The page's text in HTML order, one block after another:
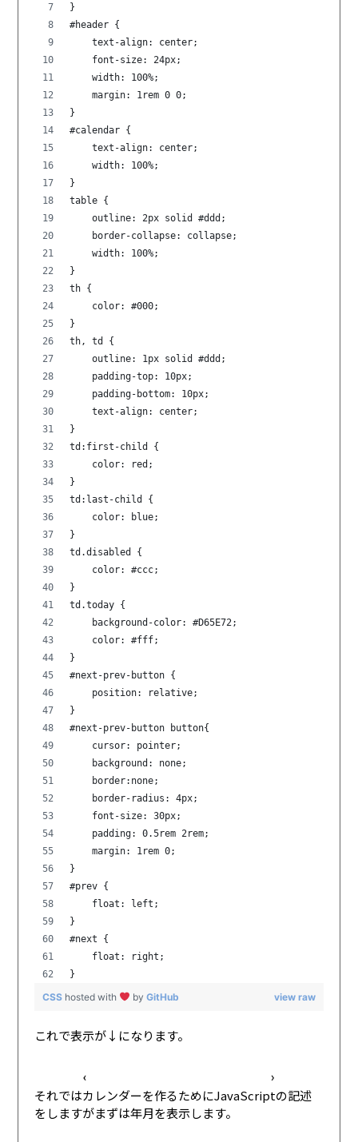
}
#header {
    text-align: center;
    font-size: 24px;
    width: 100%;
    margin: 1rem 0 0;
}
#calendar {
    text-align: center;
    width: 100%;
}
table {
    outline: 2px solid #ddd;
    border-collapse: collapse;
    width: 100%;
}
th {
    color: #000;
}
th, td {
    outline: 1px solid #ddd;
    padding-top: 10px;
    padding-bottom: 10px;
    text-align: center;
}
td:first-child {
    color: red;
}
td:last-child {
    color: blue;
}
td.disabled {
    color: #ccc;
}
td.today {
    background-color: #D65E72;
    color: #fff;
}
#next-prev-button {
    position: relative;
}
#next-prev-button button{
    cursor: pointer;
    background: none;
    border:none;
    border-radius: 4px;
    font-size: 30px;
    padding: 0.5rem 2rem;
    margin: 1rem 0;
}
#prev {
    float: left;
}
#next {
    float: right;
}
view raw
CSS hosted with byGitHub
これで表示が↓になります。
それではカレンダーを作るためにJavaScriptの記述
をしますがまずは年月を表示します。